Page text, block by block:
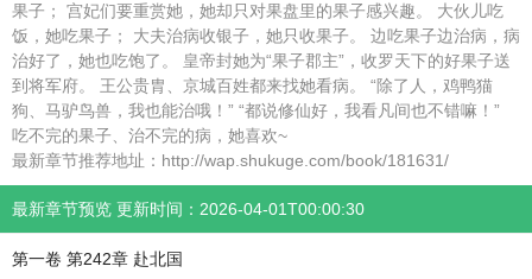
果子； 宫妃们要重赏她，她却只对果盘里的果子感兴趣。 大伙儿吃
饭，她吃果子； 大夫治病收银子，她只收果子。 边吃果子边治病，病
治好了，她也吃饱了。 皇帝封她为“果子郡主”，收罗天下的好果子送
到将军府。 王公贵胄、京城百姓都来找她看病。 “除了人，鸡鸭猫
狗、马驴鸟兽，我也能治哦！” “都说修仙好，我看凡间也不错嘛！”
吃不完的果子、治不完的病，她喜欢~
最新章节推荐地址：http://wap.shukuge.com/book/181631/
最新章节预览 更新时间：2026-04-01T00:00:30
第一卷 第242章 赴北国